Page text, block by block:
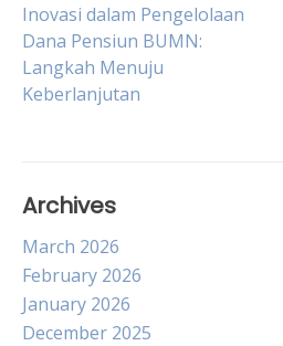
Post
navigation
Inovasi dalam Pengelolaan
Dana Pensiun BUMN:
Langkah Menuju
Keberlanjutan
Archives
March 2026
February 2026
January 2026
December 2025